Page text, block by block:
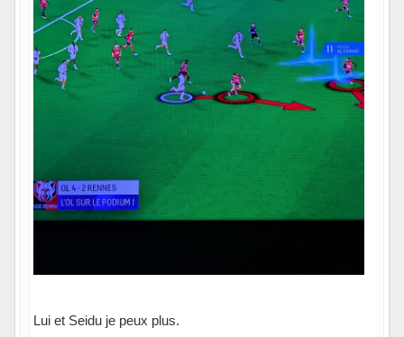
Lui et Seidu je peux plus.